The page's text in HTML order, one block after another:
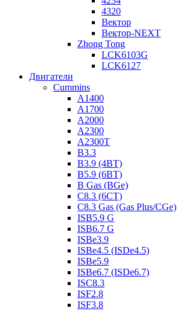
4320
Вектор
Вектор-NEXT
Zhong Tong
LCK6103G
LCK6127
Двигатели
Cummins
A1400
A1700
A2000
A2300
A2300T
B3.3
B3.9 (4BT)
B5.9 (6BT)
B Gas (BGe)
C8.3 (6CT)
C8.3 Gas (Gas Plus/CGe)
ISB5.9 G
ISB6.7 G
ISBe3.9
ISBe4.5 (ISDe4.5)
ISBe5.9
ISBe6.7 (ISDe6.7)
ISC8.3
ISF2.8
ISF3.8